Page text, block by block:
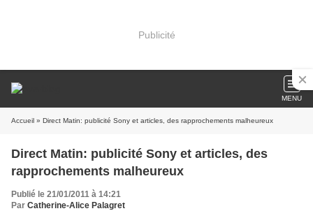
Publicité
MENU
Accueil » Direct Matin: publicité Sony et articles, des rapprochements malheureux
Direct Matin: publicité Sony et articles, des
rapprochements malheureux
Publié le 21/01/2011 à 14:21
Par Catherine-Alice Palagret